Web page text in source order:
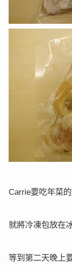
Carrie要吃年菜
就將冷凍包放在
等到第二天晚上